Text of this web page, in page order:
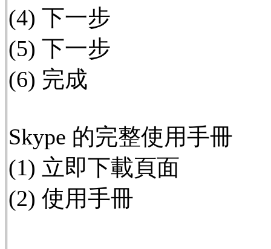
(4) 下一步
(5) 下一步
(6) 完成
Skype 的完整使用手冊
(1) 立即下載頁面
(2) 使用手冊